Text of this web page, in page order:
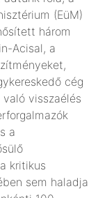
(EüM)
három
Acisal, a
cég
visszaélés
a
kritikus
sem haladja